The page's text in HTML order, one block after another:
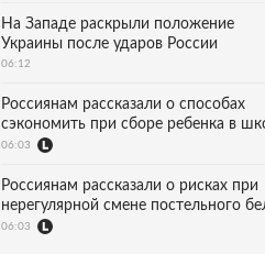
На Западе раскрыли положение
Украины после ударов России
06:12
Россиянам рассказали о способах
сэкономить при сборе ребенка в
06:03
Россиянам рассказали о рисках при
нерегулярной смене постельного
06:03